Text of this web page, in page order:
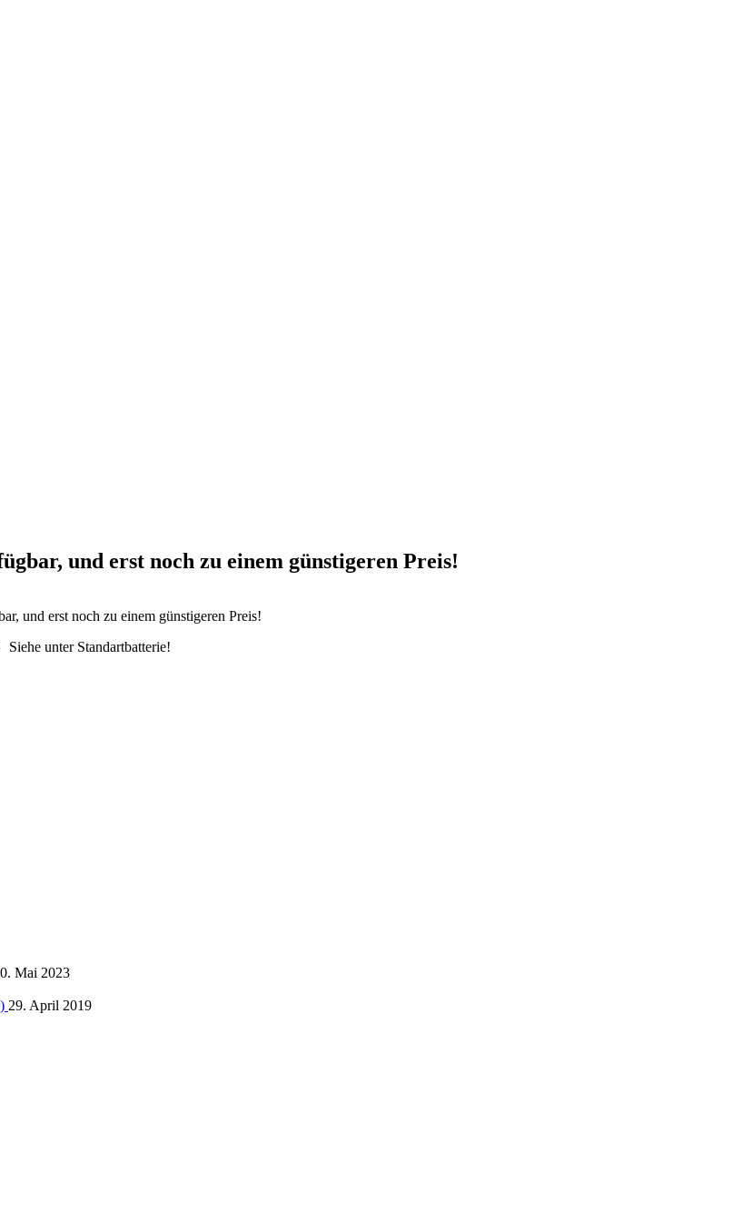
und erst noch zu einem günstigeren Preis!
und erst noch zu einem günstigeren Preis!
unter Standartbatterie!
Mai 2023
29. April 2019